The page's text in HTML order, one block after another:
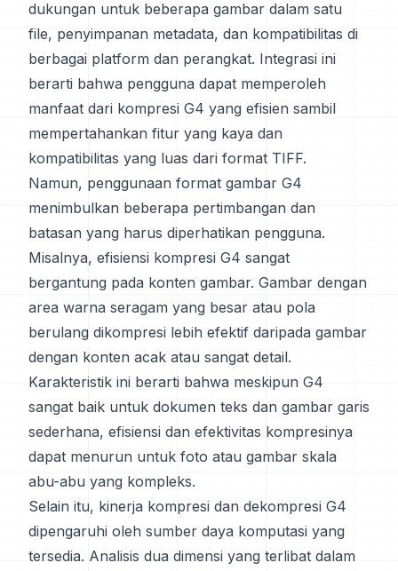
dukungan untuk beberapa gambar dalam satu
file, penyimpanan metadata, dan kompatibilitas di
berbagai platform dan perangkat. Integrasi ini
berarti bahwa pengguna dapat memperoleh
manfaat dari kompresi G4 yang efisien sambil
mempertahankan fitur yang kaya dan
kompatibilitas yang luas dari format TIFF.
Namun, penggunaan format gambar G4
menimbulkan beberapa pertimbangan dan
batasan yang harus diperhatikan pengguna.
Misalnya, efisiensi kompresi G4 sangat
bergantung pada konten gambar. Gambar dengan
area warna seragam yang besar atau pola
berulang dikompresi lebih efektif daripada gambar
dengan konten acak atau sangat detail.
Karakteristik ini berarti bahwa meskipun G4
sangat baik untuk dokumen teks dan gambar garis
sederhana, efisiensi dan efektivitas kompresinya
dapat menurun untuk foto atau gambar skala
abu-abu yang kompleks.
Selain itu, kinerja kompresi dan dekompresi G4
dipengaruhi oleh sumber daya komputasi yang
tersedia. Analisis dua dimensi yang terlibat dalam